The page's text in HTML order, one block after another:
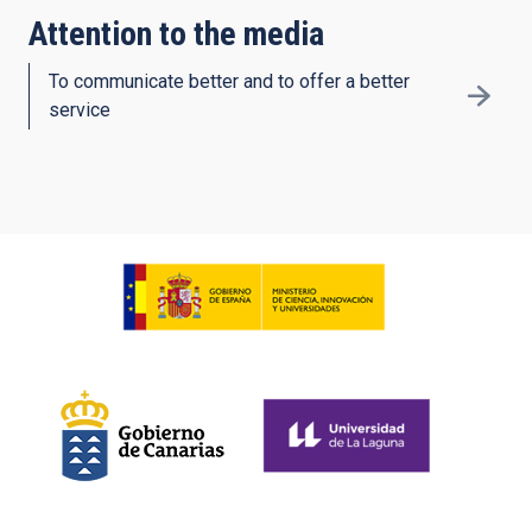
Attention to the media
To communicate better and to offer a better
service